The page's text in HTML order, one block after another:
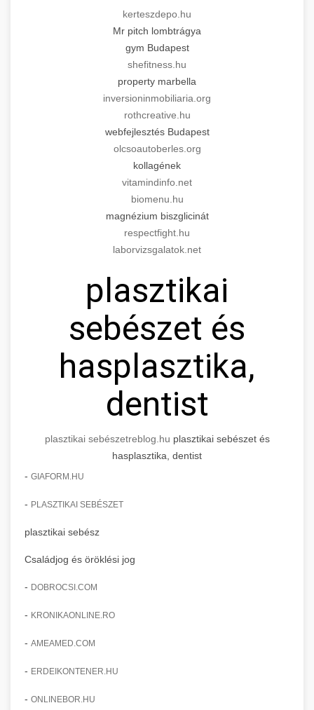
kerteszdepo.hu
Mr pitch lombtrágya
gym Budapest
shefitness.hu
property marbella
inversioninmobiliaria.org
rothcreative.hu
webfejlesztés Budapest
olcsoautoberles.org
kollagének
vitamindinfo.net
biomenu.hu
magnézium biszglicinát
respectfight.hu
laborvizsgalatok.net
plasztikai
sebészet és
hasplasztika,
dentist
plasztikai sebészetreblog.hu plasztikai sebészet és
hasplasztika, dentist
- GIAFORM.HU
- PLASZTIKAI SEBÉSZET
plasztikai sebész
Családjog és öröklési jog
- DOBROCSI.COM
- KRONIKAONLINE.RO
- AMEAMED.COM
- ERDEIKONTENER.HU
- ONLINEBOR.HU